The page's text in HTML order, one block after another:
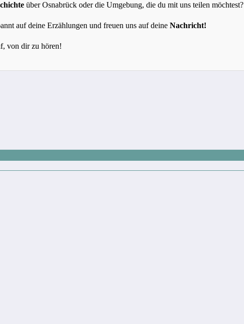
über Osnabrück oder die Umgebung, die du mit uns teilen möchtest?
auf deine Erzählungen und freuen uns auf deine Nachricht!
von dir zu hören!